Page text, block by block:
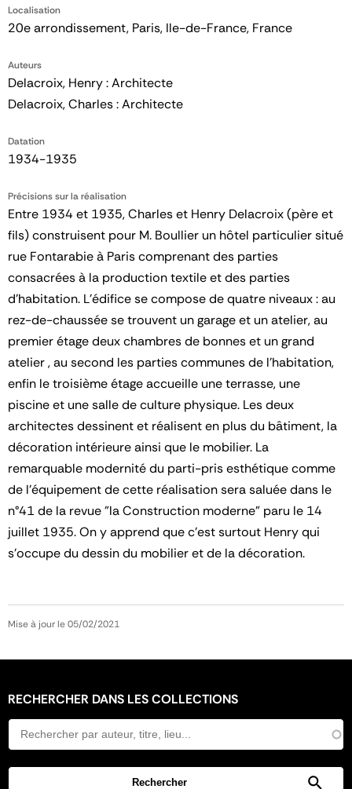
Localisation
20e arrondissement, Paris, Ile-de-France, France
Auteurs
Delacroix, Henry : Architecte
Delacroix, Charles : Architecte
Datation
1934-1935
Précisions sur la réalisation
Entre 1934 et 1935, Charles et Henry Delacroix (père et
fils) construisent pour M. Boullier un hôtel particulier situé
rue Fontarabie à Paris comprenant des parties
consacrées à la production textile et des parties
d'habitation. L'édifice se compose de quatre niveaux : au
rez-de-chaussée se trouvent un garage et un atelier, au
premier étage deux chambres de bonnes et un grand
atelier , au second les parties communes de l'habitation,
enfin le troisième étage accueille une terrasse, une
piscine et une salle de culture physique. Les deux
architectes dessinent et réalisent en plus du bâtiment, la
décoration intérieure ainsi que le mobilier. La
remarquable modernité du parti-pris esthétique comme
de l'équipement de cette réalisation sera saluée dans le
n°41 de la revue "la Construction moderne" paru le 14
juillet 1935. On y apprend que c'est surtout Henry qui
s'occupe du dessin du mobilier et de la décoration.
Mise à jour le 05/02/2021
RECHERCHER DANS LES COLLECTIONS